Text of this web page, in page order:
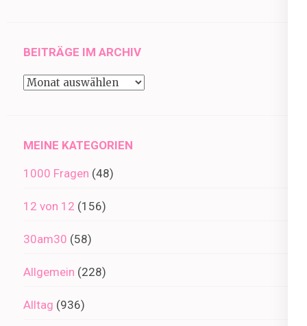
BEITRÄGE IM ARCHIV
Beiträge
MEINE KATEGORIEN
1000 Fragen (48)
12 von 12 (156)
30am30 (58)
Allgemein (228)
Alltag (936)